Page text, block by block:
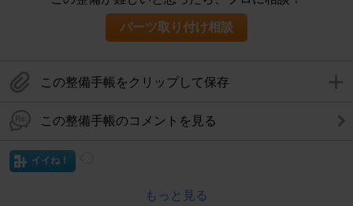
パーツ取り付け相談
この整備手帳をクリップして保存
この整備手帳のコメントを見る
イイね！
もっと見る